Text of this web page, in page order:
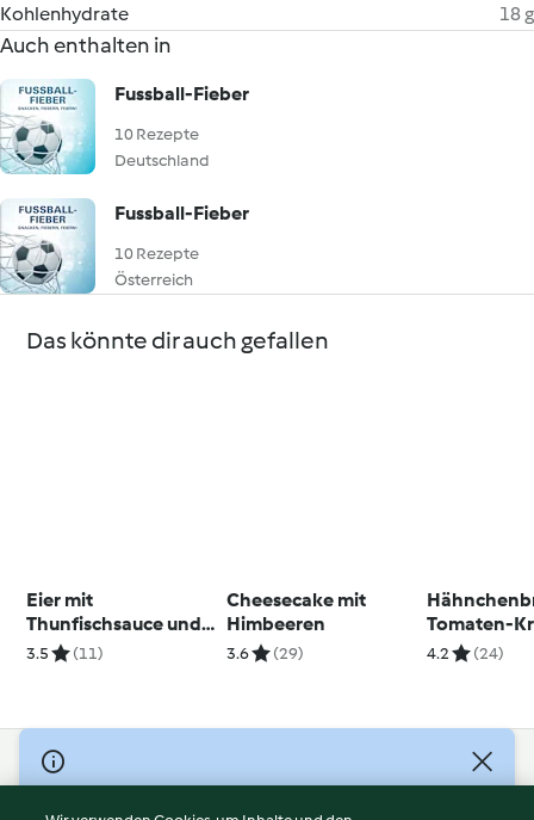
Kohlenhydrate
18 g
Auch enthalten in
Fussball-Fieber
10 Rezepte
Deutschland
Fussball-Fieber
10 Rezepte
Österreich
Das könnte dir auch gefallen
Eier mit
Thunfischsauce und
Bottarga
3.5 (11)
Cheesecake mit
Himbeeren
3.6 (29)
Tomaten-
Füllung
4.2 (24)
© Copyright 2026